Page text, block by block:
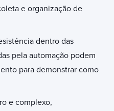
e organização de
dentro das
pela automação podem
para demonstrar como
e complexo,